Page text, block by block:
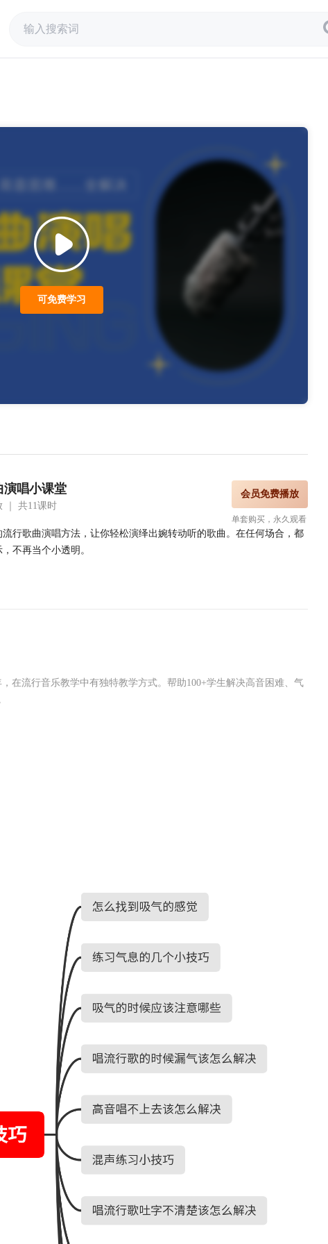
可免费学习
演唱小课堂
｜ 共11课时
会员免费播放
单套购买，永久观看
流行歌曲演唱方法，让你轻松演绎出婉转动听的歌曲。在任何场合，都
不再当个小透明。
在流行音乐教学中有独特教学方式。帮助100+学生解决高音困难、气